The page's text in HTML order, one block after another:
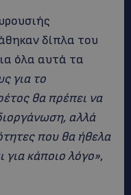
δίπλα του
όλα αυτά τα
για το
θα πρέπει να
αλλά
που θα ήθελα
για κάποιο λόγο»,